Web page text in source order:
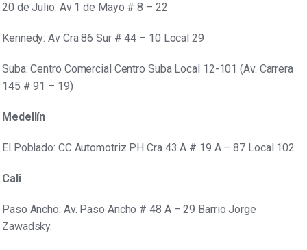
20 de Julio: Av 1 de Mayo # 8 – 22
Kennedy: Av Cra 86 Sur # 44 – 10 Local 29
Suba: Centro Comercial Centro Suba Local 12-101 (Av. Carrera
145 # 91 – 19)
Medellín
El Poblado: CC Automotriz PH Cra 43 A # 19 A – 87 Local 102
Cali
Paso Ancho: Av. Paso Ancho # 48 A – 29 Barrio Jorge
Zawadsky.